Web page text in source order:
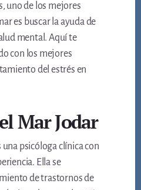
uno de los mejores
es buscar la ayuda de
mental. Aquí te
con los mejores
del estrés en
Mar Jodar
una psicóloga clínica con
Ella se
de trastornos de